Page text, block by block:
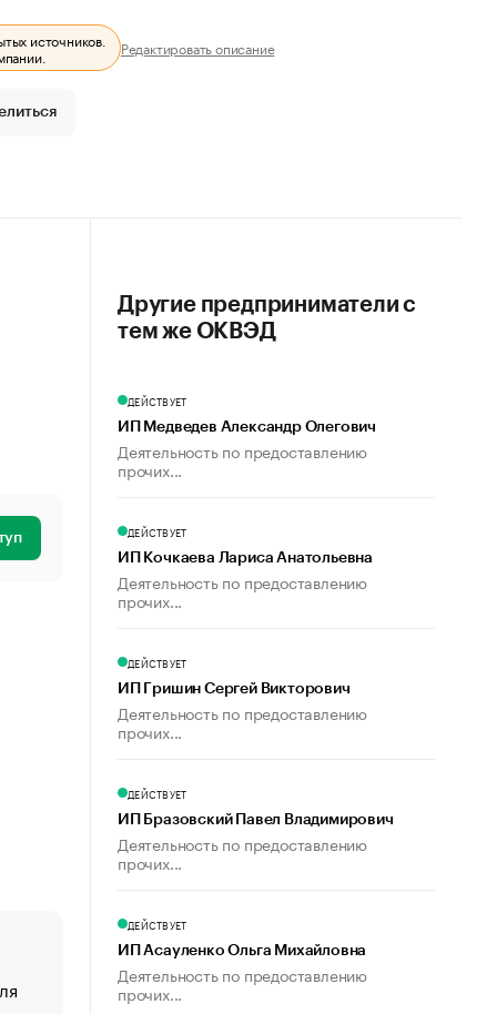
источников.
Редактировать описание
«От спорта тело стареет иначе». Как живет глава
Другие предприниматели с
тем же ОКВЭД
ДЕЙСТВУЕТ
ИП Медведев Александр Олегович
Деятельность по предоставлению
прочих...
ДЕЙСТВУЕТ
ИП Кочкаева Лариса Анатольевна
Деятельность по предоставлению
прочих...
ДЕЙСТВУЕТ
ИП Гришин Сергей Викторович
Деятельность по предоставлению
прочих...
ДЕЙСТВУЕТ
ИП Бразовский Павел Владимирович
Деятельность по предоставлению
прочих...
ДЕЙСТВУЕТ
ИП Асауленко Ольга Михайловна
Деятельность по предоставлению
прочих...